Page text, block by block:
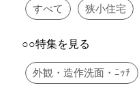
すべて 狭小住宅
○○特集を見る
外観・造作洗面・ﾆｯﾁ